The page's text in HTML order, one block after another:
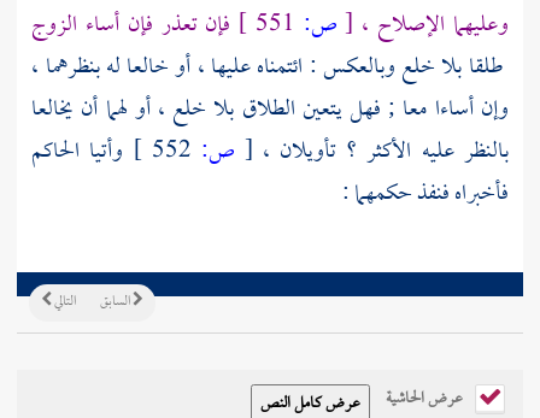
وعليهما الإصلاح ، [ص:
فإن تعذر فإن أساء الزوج
طلقا بلا خلع وبالعكس : ائتمناه عليها ، أو خالعا له بنظرهما ،
وإن أساءا معا ; فهل يتعين الطلاق بلا خلع ، أو لهما أن يخالعا
بالنظر عليه الأكثر ؟ تأويلان ، [ ص:
وأتيا الحاكم
فأخبراه فنفذ حكمهما :
التالي السابق
عرض الحاشية